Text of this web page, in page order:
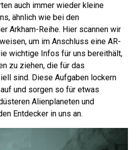
auch immer wieder kleine
ähnlich wie bei den
Arkham-Reihe. Hier scannen wir
um im Anschluss eine AR-
wichtige Infos für uns bereithält,
zu ziehen, die für das
sind. Diese Aufgaben lockern
und sorgen so für etwas
Alienplaneten und
Entdecker in uns an.